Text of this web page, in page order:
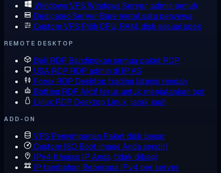
Windows VPS Windows Server, admin penuh
Dedicated Server Bare metal satu penyewa
Custom VPS Pilih CPU, RAM, disk sesuai spek
REMOTE DESKTOP
Beli RDP Bandingkan semua paket RDP
USA RDP RDP admin di IP AS
Forex RDP Desktop trading latensi rendah
Botting RDP Aktif terus untuk menjalankan bot
Linux RDP Desktop Linux, jarak jauh
ADD-ON
VPS Penyimpanan Paket disk besar
Custom ISO Boot image Anda sendiri
IPv4 Khusus IP Anda, tidak dibagi
IP tambahan Beberapa IPv4 per server